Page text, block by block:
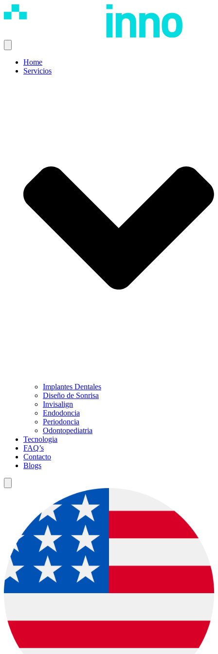
Home
Servicios
Implantes Dentales
Diseño de Sonrisa
Invisalign
Endodoncia
Periodoncia
Odontopediatria
Tecnologia
FAQ’s
Contacto
Blogs